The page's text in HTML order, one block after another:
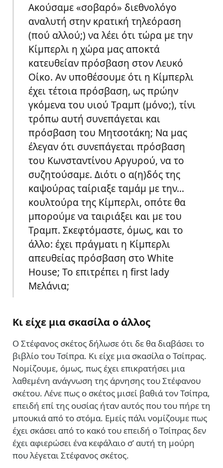
Ακούσαμε «σοβαρό» διεθνολόγο
αναλυτή στην κρατική τηλεόραση
(πού αλλού;) να λέει ότι τώρα με την
Κίμπερλι η χώρα μας αποκτά
κατευθείαν πρόσβαση στον Λευκό
Οίκο. Αν υποθέσουμε ότι η Κίμπερλι
έχει τέτοια πρόσβαση, ως πρώην
γκόμενα του υιού Τραμπ (μόνο;), τίνι
τρόπω αυτή συνεπάγεται και
πρόσβαση του Μητσοτάκη; Να μας
έλεγαν ότι συνεπάγεται πρόσβαση
του Κωνσταντίνου Αργυρού, να το
συζητούσαμε. Διότι ο α(η)δός της
καψούρας ταίριαξε ταμάμ με την…
κουλτούρα της Κίμπερλι, οπότε θα
μπορούμε να ταιριάξει και με του
Τραμπ. Σκεφτόμαστε, όμως, και το
άλλο: έχει πράγματι η Κίμπερλι
απευθείας πρόσβαση στο White
House; Το επιτρέπει η first lady
Μελάνια;
Kι είχε μια σκασίλα ο άλλος
Ο Στέφανος σκέτος δήλωσε ότι δε θα διαβάσει το
βιβλίο του Τσίπρα. Κι είχε μια σκασίλα ο Τσίπρας.
Νομίζουμε, όμως, πως έχει επικρατήσει μια
λαθεμένη ανάγνωση της άρνησης του Στέφανου
σκέτου. Λένε πως ο σκέτος μισεί βαθιά τον Τσίπρα,
επειδή επί της ουσίας ήταν αυτός που του πήρε τη
μπουκιά από το στόμα. Εμείς πάλι νομίζουμε πως
έχει σκάσει από το κακό του επειδή ο Τσίπρας δεν
έχει αφιερώσει ένα κεφάλαιο σ’ αυτή τη μούρη
που λέγεται Στέφανος σκέτος.